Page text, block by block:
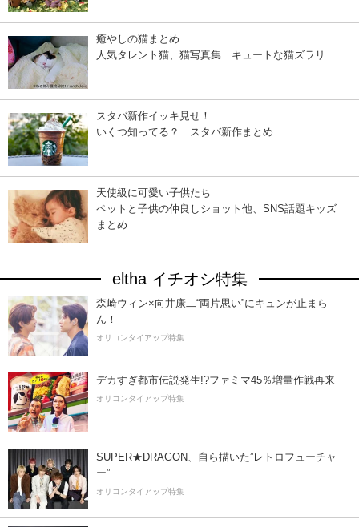
癒やしの猫まとめ
人気タレント猫、猫写真集…キュートな猫ズラリ
スタバ新作イッキ見せ！
いくつ知ってる？ スタバ新作まとめ
天使級に可愛い子供たち
ペットと子供の仲良しショット他、SNS話題キッズ
まとめ
eltha イチオシ特集
森崎ウィン×向井康二“両片思い”にキュンが止まら
ん！
オリコンタイアップ特集
デカすぎ都市伝説発生!?ファミマ45％増量作戦再来
オリコンタイアップ特集
SUPER★DRAGON、自ら描いた”レトロフューチャ
ー”
オリコンタイアップ特集